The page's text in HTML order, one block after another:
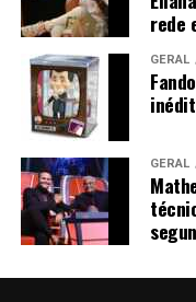
rede
GERAL
GERAL